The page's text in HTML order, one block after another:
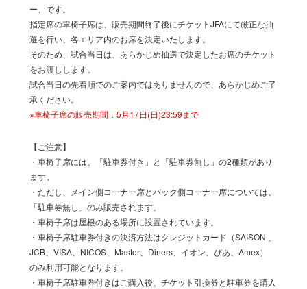
ー、です。
指定席の車椅子席は、販売期間終了後にチケットJFAにて厳正な抽
選を行い、各エリア内のお席を決定いたします。
そのため、試合当日は、あらかじめ抽選で決定したお席のチケット
をお渡しします。
試合当日の先着順でのご案内ではありませんので、あらかじめご了
承ください。
※車椅子席の販売期間：5月17日(日)23:59まで
【ご注意】
・車椅子席には、「駐車券付き」と「駐車券無し」の2種類があり
ます。
・ただし、メイン側コーナー席とバック側コーナー席については、
「駐車券無し」のみ販売されます。
・車椅子席は屋根のある場所に設置されています。
・車椅子席駐車券付きの決済方法はクレジットカード（SAISON 、
JCB、VISA、NICOS、Master、Diners、イオン、ぴあ、Amex）
のみ利用可能となります。
・車椅子席駐車券付きはご購入後、チケット引換券と駐車券を購入